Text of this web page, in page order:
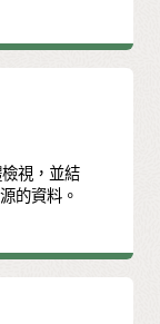
視，並結
的資料。